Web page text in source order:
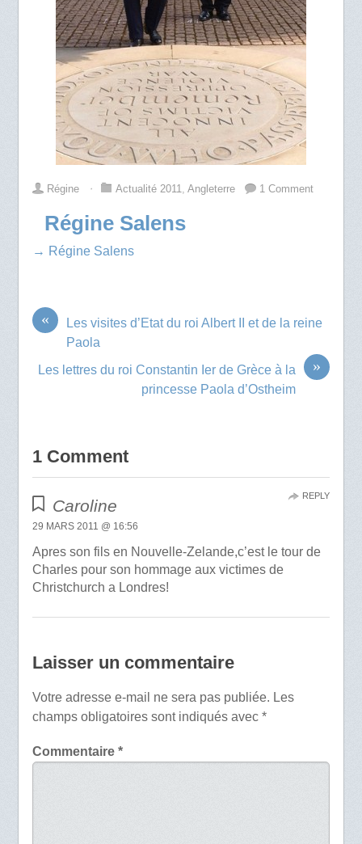
Régine ⋅ Actualité 2011 Angleterre 1 Comment
Régine Salens
→ Régine Salens
«
Les visites d’Etat du roi Albert II et de la reine
Paola
»
Les lettres du roi Constantin Ier de Grèce à la
princesse Paola d’Ostheim
1 Comment
Caroline
29 MARS 2011 @ 16:56
Apres son fils en Nouvelle-Zelande,c’est le tour de
Charles pour son hommage aux victimes de
Christchurch a Londres!
REPLY
Laisser un commentaire
Votre adresse e-mail ne sera pas publiée. Les
champs obligatoires sont indiqués avec *
Commentaire *